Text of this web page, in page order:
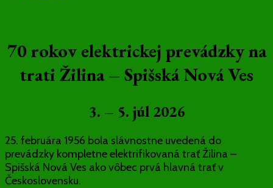
70 rokov elektrickej prevádzky na
trati Žilina – Spišská Nová Ves
3. – 5. júl 2026
25. februára 1956 bola slávnostne uvedená do
prevádzky kompletne elektrifikovaná trať Žilina –
Spišská Nová Ves ako vôbec prvá hlavná trať v
Československu.